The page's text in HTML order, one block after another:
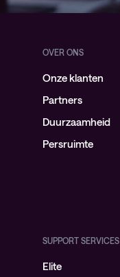
OVER ONS
Onze klanten
Partners
Duurzaamheid
Persruimte
SUPPORT SERVICES
Elite